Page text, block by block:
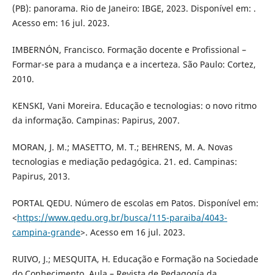
(PB): panorama. Rio de Janeiro: IBGE, 2023. Disponível em: .
Acesso em: 16 jul. 2023.
IMBERNÓN, Francisco. Formação docente e Profissional –
Formar-se para a mudança e a incerteza. São Paulo: Cortez,
2010.
KENSKI, Vani Moreira. Educação e tecnologias: o novo ritmo
da informação. Campinas: Papirus, 2007.
MORAN, J. M.; MASETTO, M. T.; BEHRENS, M. A. Novas
tecnologias e mediação pedagógica. 21. ed. Campinas:
Papirus, 2013.
PORTAL QEDU. Número de escolas em Patos. Disponível em:
<https://www.qedu.org.br/busca/115-paraiba/4043-
campina-grande>. Acesso em 16 jul. 2023.
RUIVO, J.; MESQUITA, H. Educação e Formação na Sociedade